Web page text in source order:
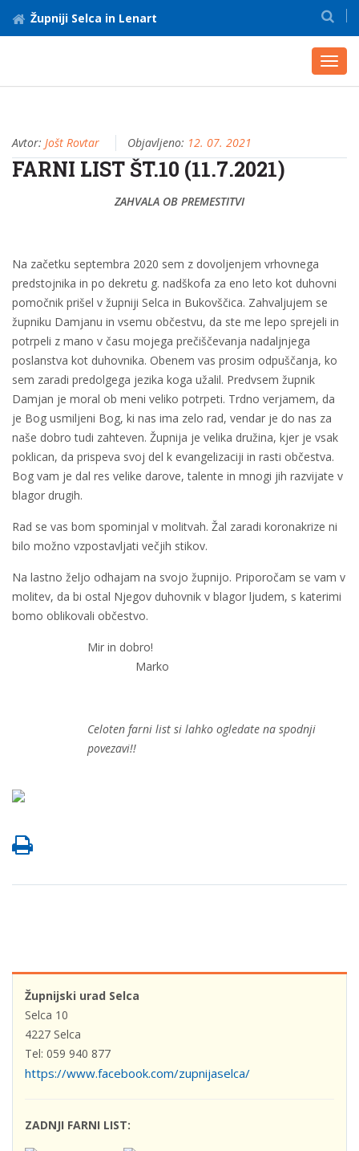
Župniji Selca in Lenart
Avtor: Jošt Rovtar Objavljeno: 12. 07. 2021
FARNI LIST ŠT.10 (11.7.2021)
ZAHVALA OB PREMESTITVI
Na začetku septembra 2020 sem z dovoljenjem vrhovnega
predstojnika in po dekretu g. nadškofa za eno leto kot duhovni
pomočnik prišel v župniji Selca in Bukovščica. Zahvaljujem se
župniku Damjanu in vsemu občestvu, da ste me lepo sprejeli in
potrpeli z mano v času mojega prečiščevanja nadaljnjega
poslanstva kot duhovnika. Obenem vas prosim odpuščanja, ko
sem zaradi predolgega jezika koga užalil. Predvsem župnik
Damjan je moral ob meni veliko potrpeti. Trdno verjamem, da
je Bog usmiljeni Bog, ki nas ima zelo rad, vendar je do nas za
naše dobro tudi zahteven. Župnija je velika družina, kjer je vsak
poklican, da prispeva svoj del k evangelizaciji in rasti občestva.
Bog vam je dal res velike darove, talente in mnogi jih razvijate v
blagor drugih.
Rad se vas bom spominjal v molitvah. Žal zaradi koronakrize ni
bilo možno vzpostavljati večjih stikov.
Na lastno željo odhajam na svojo župnijo. Priporočam se vam v
molitev, da bi ostal Njegov duhovnik v blagor ljudem, s katerimi
bomo oblikovali občestvo.
Mir in dobro!
Marko
Celoten farni list si lahko ogledate na spodnji
povezavi!!
Župnijski urad Selca
Selca 10
4227 Selca
Tel: 059 940 877
https://www.facebook.com/zupnijaselca/
ZADNJI FARNI LIST: